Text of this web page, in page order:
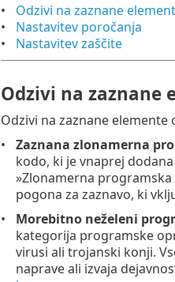
Odzivi na zaznane
Nastavitev poročanja
Nastavitev zaščite
Odzivi na zaznane
Odzivi na zaznane
Zaznana zlonamerna
kodo, ki je vnaprej
»Zlonamerna
pogona za zaznavo, ki
Morebitno neželeni
kategorija programske
virusi ali trojanski konji.
naprave ali izvaja